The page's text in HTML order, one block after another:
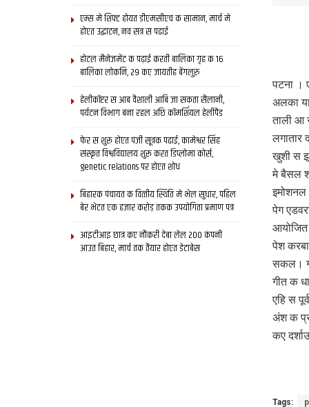
पटना ।
अलका
ताली आ
लगातार
खुशी स
मे बैसल
इमोशनल
पेग
आयोजित
पेश
सकल।
गीत क
एहि स
अंश क
कए
Tags:
एम्स मे शिफ्ट होयत डीएमसीएच क सामान, मार्च मे
होएत उद्घाटन, नव सत्र स पढाई
होटल मैनेजमेंट क पढ़ाई करती बालिका गृह क 16
बालिका लोकनि, 29 कए जायतीह बेंगलुरु
हेलीकॉप्टर स आब वैशाली आबि जा सकता सैलानी,
पर्यटन विभाग बना रहल अछि कॉमर्शियल हेलीपैड
फेर स शुरू होएत पंजी सूत्रक पढाई, कामेश्वर सिंह
संस्कृत विश्वविद्यालय शुरू करत डिप्लोमा कोर्स,
genetic relations पर होएत शोध
बिहारक पंचायत क वित्‍तीय स्थिति मे भेल सुधार, पहिल
बेर भेटत एक हजार करोड़ तकक उपयोगिता प्रमाण पत्र
आइटीआइ छात्र कए नौकरी देबा लेल 200 कंपनी
आउत बिहार, मार्च तक तैयार होएत डेटाबेस